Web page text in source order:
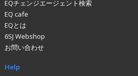
EQチェンジエージェント検索
EQ cafe
EQとは
6SJ Webshop
お問い合わせ
Help